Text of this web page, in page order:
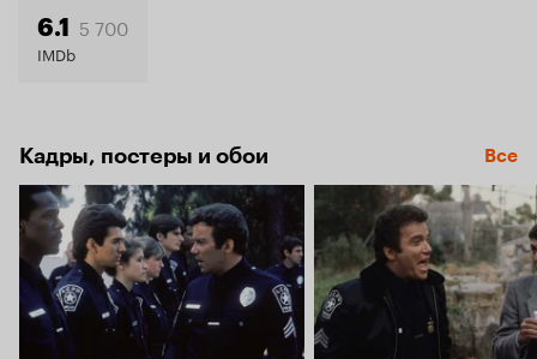
6.1 5 700
IMDb
Кадры, постеры и обои Все